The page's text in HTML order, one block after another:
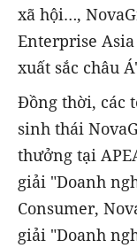
xã hội…,
Enterprise
xuất sắc châu
Đồng thời, các
sinh thái
thưởng tại
giải "Doanh
Consumer,
giải "Doanh